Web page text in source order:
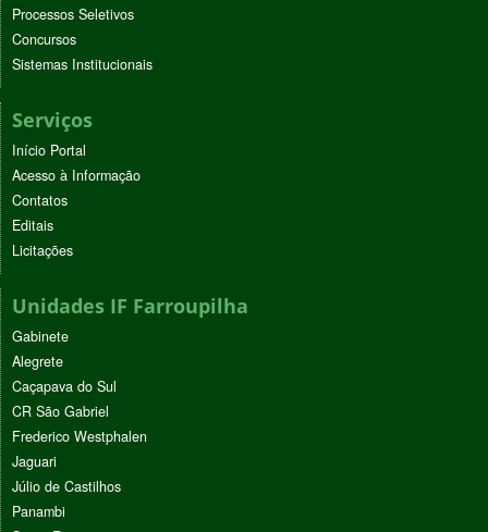
Processos Seletivos
Concursos
Sistemas Institucionais
Serviços
Início Portal
Acesso à Informação
Contatos
Editais
Licitações
Unidades IF Farroupilha
Gabinete
Alegrete
Caçapava do Sul
CR São Gabriel
Frederico Westphalen
Jaguari
Júlio de Castilhos
Panambi